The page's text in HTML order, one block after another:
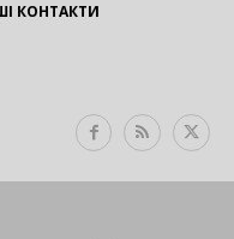
КОНТАКТИ